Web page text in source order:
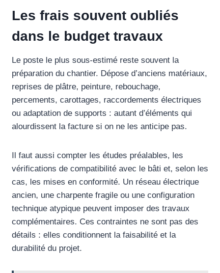
Les frais souvent oubliés
dans le budget travaux
Le poste le plus sous-estimé reste souvent la
préparation du chantier. Dépose d’anciens matériaux,
reprises de plâtre, peinture, rebouchage,
percements, carottages, raccordements électriques
ou adaptation de supports : autant d’éléments qui
alourdissent la facture si on ne les anticipe pas.
Il faut aussi compter les études préalables, les
vérifications de compatibilité avec le bâti et, selon les
cas, les mises en conformité. Un réseau électrique
ancien, une charpente fragile ou une configuration
technique atypique peuvent imposer des travaux
complémentaires. Ces contraintes ne sont pas des
détails : elles conditionnent la faisabilité et la
durabilité du projet.